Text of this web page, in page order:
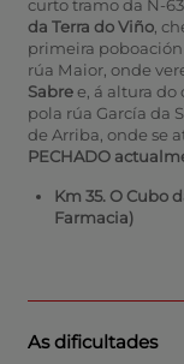
curto tramo da N-
da Terra do Viño,
primeira poboación
rúa Maior, onde
Sabree, á altura do
pola rúa García da
de Arriba, onde se
PECHADO
Km 35. O Cubo
Farmacia)
As dificultades